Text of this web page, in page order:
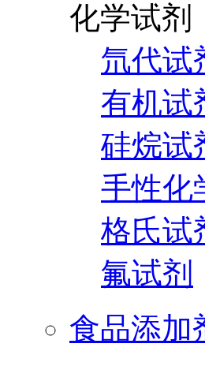
化学试剂
氘代试
有机试
硅烷试
手性化
格氏试
氟试剂
食品添加